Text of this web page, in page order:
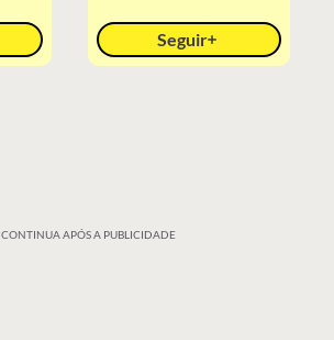
Seguir
CONTINUA APÓS A PUBLICIDADE